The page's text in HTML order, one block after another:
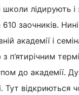
школи
610 заочників.
академії і
п’ятирічним
до академії.
Тут відкриються